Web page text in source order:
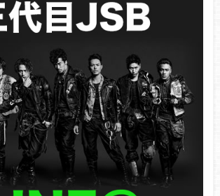
三代目ライブ2016【大阪京セラ】セトリ＆感
想レポ！【11/20METROPOLIZ】ネタバレ有
三代目J SOUL BROTHERS・ELLYライブ
『NEOTOKYO presents ～SUMMER ISLAND
2022～』大阪公演セトリ＆ライブレポ！
岩田剛典・登坂広臣・今市隆二の『美肌』の
秘訣を徹底調査！
三代目JSBカレンダー2016公式版の予約方